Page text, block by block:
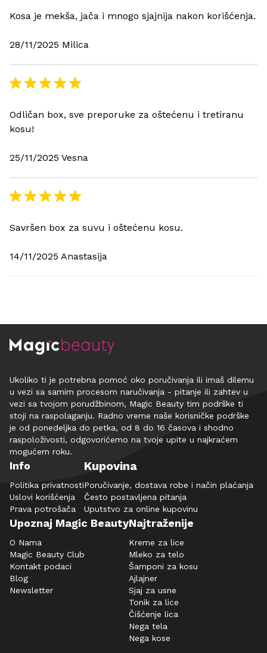
Kosa je mekša, jača i mnogo sjajnija nakon korišćenja.
28/11/2025 Milica
Odličan box, sve preporuke za oštećenu i tretiranu
kosu!
25/11/2025 Vesna
Savršen box za suvu i oštećenu kosu.
14/11/2025 Anastasija
Ukoliko ti je potrebna pomoć oko poručivanja ili imaš dilemu
u vezi sa samim procesom naručivanja - pitanje ili zahtev u
vezi sa tvojom porudžbinom, Magic Beauty tim podrške ti
stoji na raspolaganju. Radno vreme naše korisničke podrške
je od ponedeljka do petka, od 8 do 16 časova i shodno
raspoloživosti, odgovorićemo na tvoje upite u najkraćem
mogućem roku.
Info
Politika privatnosti
Uslovi korišćenja
Prava potrošača
Kupovina
Poručivanje, dostava robe i način plaćanja
Često postavljena pitanja
Uputstvo za online kupovinu
Upoznaj Magic Beauty
O Nama
Magic Beauty Club
Kontakt podaci
Blog
Newsletter
Najtraženije
Kreme za lice
Mleko za telo
Šamponi za kosu
Ajlajner
Sjaj za usne
Tonik za lice
Čišćenje lica
Nega tela
Nega kose